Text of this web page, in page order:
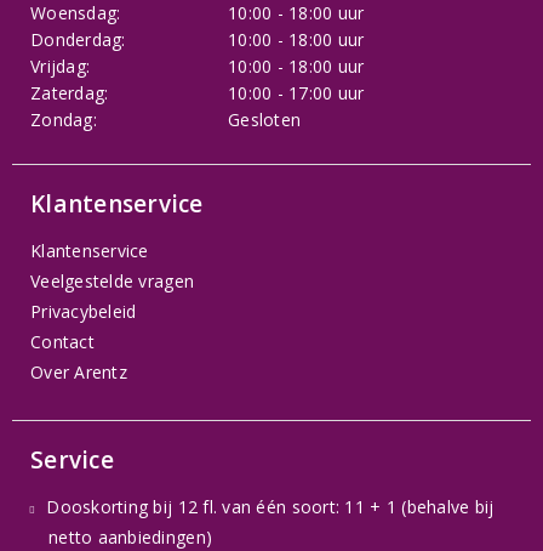
Woensdag:
10:00 - 18:00 uur
Donderdag:
10:00 - 18:00 uur
Vrijdag:
10:00 - 18:00 uur
Zaterdag:
10:00 - 17:00 uur
Zondag:
Gesloten
Klantenservice
Klantenservice
Veelgestelde vragen
Privacybeleid
Contact
Over Arentz
Service
Dooskorting bij 12 fl. van één soort: 11 + 1 (behalve bij
netto aanbiedingen)